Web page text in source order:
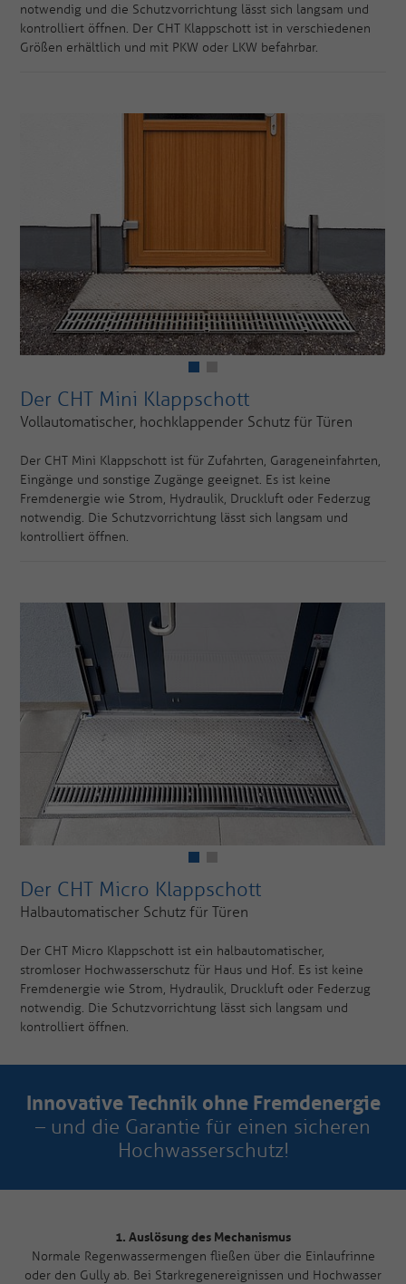
notwendig und die Schutzvorrichtung lässt sich langsam und
kontrolliert öffnen. Der CHT Klappschott ist in verschiedenen
Größen erhältlich und mit PKW oder LKW befahrbar.
Der CHT Mini Klappschott
Vollautomatischer, hochklappender Schutz für Türen
Der CHT Mini Klappschott ist für Zufahrten, Garageneinfahrten,
Eingänge und sonstige Zugänge geeignet. Es ist keine
Fremdenergie wie Strom, Hydraulik, Druckluft oder Federzug
notwendig. Die Schutzvorrichtung lässt sich langsam und
kontrolliert öffnen.
Der CHT Micro Klappschott
Halbautomatischer Schutz für Türen
Der CHT Micro Klappschott ist ein halbautomatischer,
stromloser Hochwasserschutz für Haus und Hof. Es ist keine
Fremdenergie wie Strom, Hydraulik, Druckluft oder Federzug
notwendig. Die Schutzvorrichtung lässt sich langsam und
kontrolliert öffnen.
Innovative Technik ohne Fremdenergie
– und die Garantie für einen sicheren
Hochwasserschutz!
1. Auslösung des Mechanismus
Normale Regenwassermengen fließen über die Einlaufrinne
oder den Gully ab. Bei Starkregenereignissen und Hochwasser